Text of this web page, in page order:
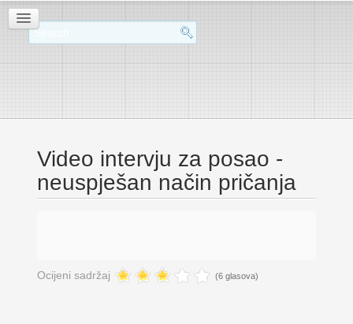
Video intervju za posao -
neuspješan način pričanja
Ocijeni sadržaj (6 glasova)